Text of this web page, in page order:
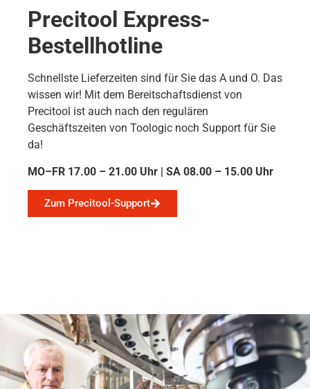
Precitool Express-
Bestellhotline
Schnellste Lieferzeiten sind für Sie das A und O. Das
wissen wir! Mit dem Bereitschaftsdienst von
Precitool ist auch nach den regulären
Geschäftszeiten von Toologic noch Support für Sie
da!
MO–FR 17.00 – 21.00 Uhr | SA 08.00 – 15.00 Uhr
Zum Precitool-Support